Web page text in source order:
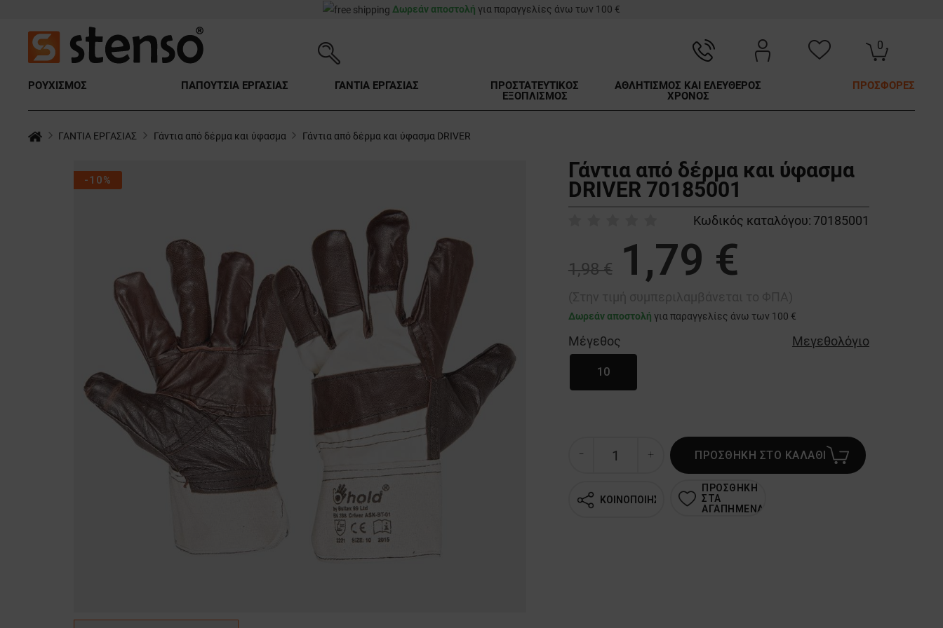
Δωρεάν αποστολή για παραγγελίες άνω των 100 €
0
ΡΟΥΧΙΣΜΟΣ ΠΑΠΟΥΤΣΙΑ ΕΡΓΑΣΙΑΣ ΓΑΝΤΙΑ ΕΡΓΑΣΙΑΣ
ΠΡΟΣΤΑΤΕΥΤΙΚΟΣ
ΕΞΟΠΛΙΣΜΟΣ
ΑΘΛΗΤΙΣΜΟΣ ΚΑΙ ΕΛΕΥΘΕΡΟΣ
ΧΡΟΝΟΣ
ΠΡΟΣΦΟΡΕΣ
ΓΑΝΤΙΑ ΕΡΓΑΣΙΑΣ Γάντια από δέρμα και ύφασμα Γάντια από δέρμα και ύφασμα DRIVER
-10%
Γάντια από δέρμα και ύφασμα
DRIVER 70185001
Κωδικός καταλόγου: 70185001
1,98 € 1,79 €
Δωρεάν αποστολή για παραγγελίες άνω των 100 €
Μέγεθος Μεγεθολόγιο
10
ΠΡΟΣΘΗΚΗ ΣΤΟ ΚΑΛΑΘΙ
ΚΟΙΝΟΠΟΙΗΣΗ
ΠΡΟΣΘΗΚΗ
ΣΤΑ
ΑΓΑΠΗΜΕΝΑ